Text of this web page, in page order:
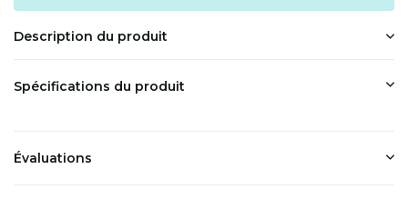
Description du produit
Spécifications du produit
Évaluations